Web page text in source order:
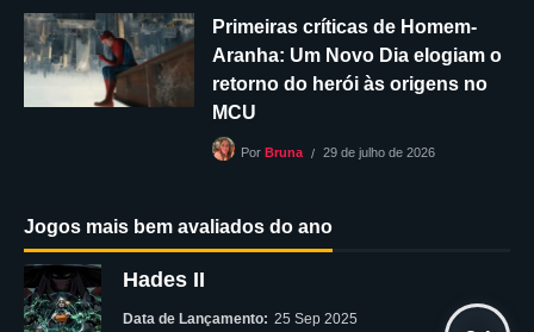
Primeiras críticas de Homem-
Aranha: Um Novo Dia elogiam o
retorno do herói às origens no
MCU
Por Bruna 29 de julho de 2026
Jogos mais bem avaliados do ano
Hades II
Data de Lançamento: 25 Sep 2025